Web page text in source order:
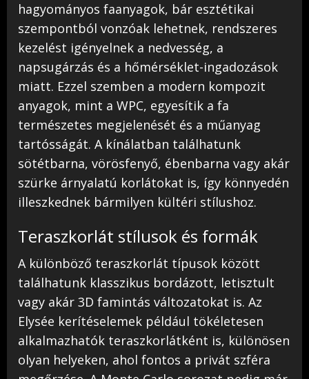
hagyományos faanyagok, bár esztétikai
szempontból vonzóak lehetnek, rendszeres
kezelést igényelnek a nedvesség, a
napsugárzás és a hőmérséklet-ingadozások
miatt. Ezzel szemben a modern kompozit
anyagok, mint a WPC, egyesítik a fa
természetes megjelenését és a műanyag
tartósságát. A kínálatban találhatunk
sötétbarna, vörösfenyő, ébenbarna vagy akár
szürke árnyalatú korlátokat is, így könnyedén
illeszkednek bármilyen kültéri stílushoz.
Teraszkorlát stílusok és formák
A különböző teraszkorlát típusok között
találhatunk klasszikus bordázott, letisztult
vagy akár 3D famintás változatokat is. Az
Elysée kerítéselemek például tökéletesen
alkalmazhatók teraszkorlátként is, különösen
olyan helyeken, ahol fontos a privát szféra